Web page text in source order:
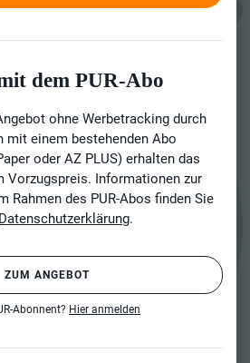
dem PUR-Abo
ohne Werbetracking durch
mit einem bestehenden Abo
oder AZ PLUS) erhalten das
Vorzugspreis. Informationen zur
Rahmen des PUR-Abos finden Sie
Datenschutzerklärung.
ZUM ANGEBOT
Abonnent? Hier anmelden